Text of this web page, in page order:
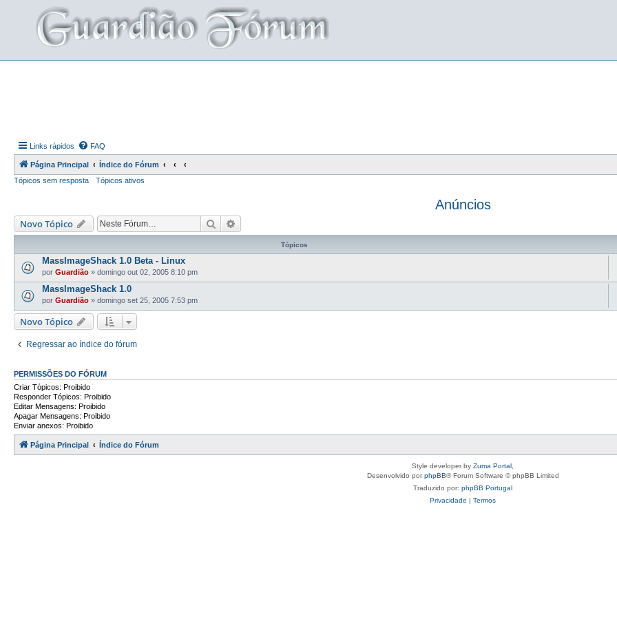
Links rápidos FAQ
Página Principal
Índice do Fórum
Tópicos sem resposta
Tópicos ativos
Anúncios
Novo Tópico Pesquisar
Tópicos
MassImageShack 1.0 Beta - Linux
por Guardião » domingo out 02, 2005 8:10 pm
MassImageShack 1.0
por Guardião » domingo set 25, 2005 7:53 pm
Novo Tópico
Regressar ao índice do fórum
PERMISSÕES DO FÓRUM
Criar Tópicos: Proibido
Responder Tópicos: Proibido
Editar Mensagens: Proibido
Apagar Mensagens: Proibido
Enviar anexos: Proibido
Página Principal Índice do Fórum
Style developer by Zuma Portal
Desenvolvido porphpBB® Forum Software © phpBB Limited
Traduzido por: phpBB Portugal
Privacidade | Termos